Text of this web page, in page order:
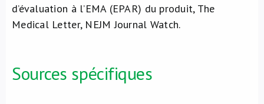
d’évaluation à l’EMA (EPAR) du produit, The
Medical Letter, NEJM Journal Watch.
Sources spécifiques